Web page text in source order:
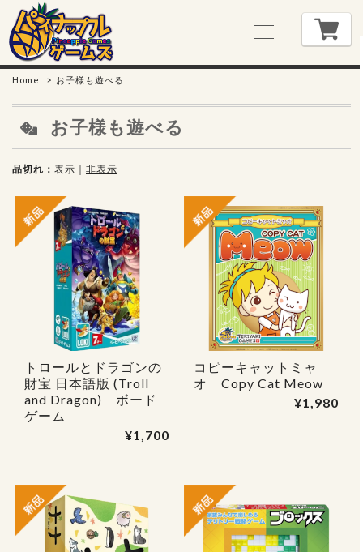
Home お子様も遊べる
お子様も遊べる
品切れ 表示 ｜ 非表示
トロールとドラゴンの
財宝 日本語版 (Troll
and Dragon) ボード
ゲーム
¥1,700
コピーキャットミャ
オ Copy Cat Meow
¥1,980